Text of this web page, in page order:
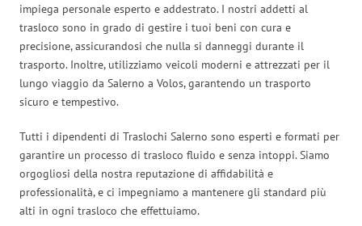
impiega personale esperto e addestrato. I nostri addetti al
trasloco sono in grado di gestire i tuoi beni con cura e
precisione, assicurandosi che nulla si danneggi durante il
trasporto. Inoltre, utilizziamo veicoli moderni e attrezzati per il
lungo viaggio da Salerno a Volos, garantendo un trasporto
sicuro e tempestivo.
Tutti i dipendenti di Traslochi Salerno sono esperti e formati per
garantire un processo di trasloco fluido e senza intoppi. Siamo
orgogliosi della nostra reputazione di affidabilità e
professionalità, e ci impegniamo a mantenere gli standard più
alti in ogni trasloco che effettuiamo.